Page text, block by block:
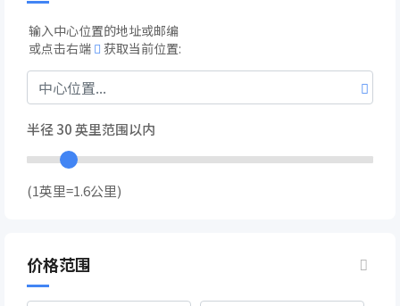
输入中心位置的地址或邮编
或点击右端
获取当前位置:
半径30英里范围以内
(1英里=1.6公里)
价格范围